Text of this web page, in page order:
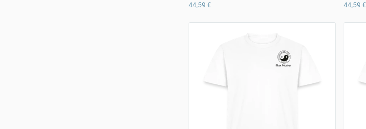
44,59 €
44,59 €